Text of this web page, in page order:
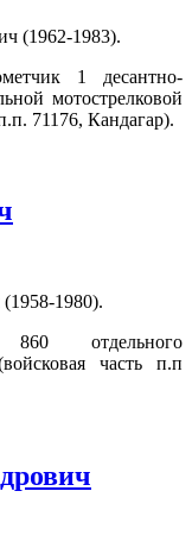
(1962-1983).
1 десантно-
мотострелковой
71176, Кандагар).
1980).
860 отдельного
часть п.п